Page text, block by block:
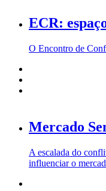
ECR:
O Encontro de
Mercado
A escalada do
influenciar o